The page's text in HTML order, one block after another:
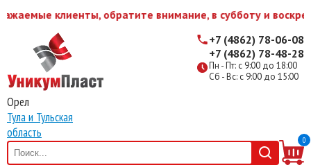
клиенты, обратите внимание, в субботу и
Орел
Тула и Тульская
область
Пн - Пт: с 9:00 до 18:00
Сб - Вс: с 9:00 до 15:00
+7 (4862) 78-06-08
+7 (4862) 78-48-28
0